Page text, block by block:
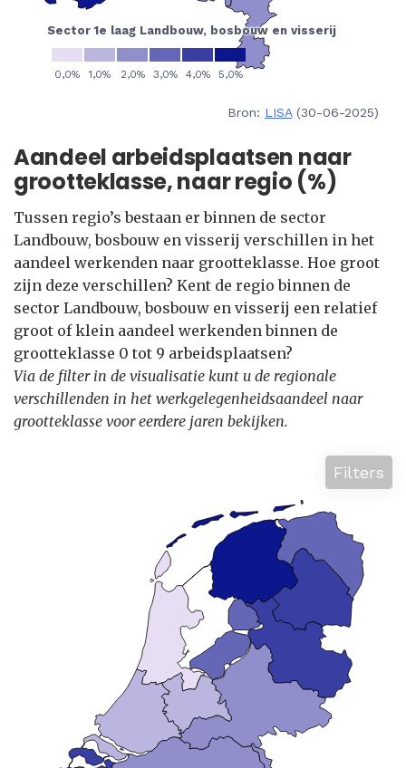
Bron: LISA(30-06-2025)
Aandeel arbeidsplaatsen naar
grootteklasse, naar regio (%)
Tussen regio’s bestaan er binnen de sector
Landbouw, bosbouw en visserij verschillen in het
aandeel werkenden naar grootteklasse. Hoe groot
zijn deze verschillen? Kent de regio binnen de
sector Landbouw, bosbouw en visserij een relatief
groot of klein aandeel werkenden binnen de
grootteklasse 0 tot 9 arbeidsplaatsen?
Via de filter in de visualisatie kunt u de regionale
verschillenden in het werkgelegenheidsaandeel naar
grootteklasse voor eerdere jaren bekijken.
Filters